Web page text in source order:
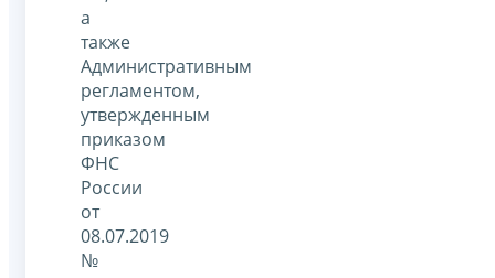
а
также
Административным
регламентом,
утвержденным
приказом
ФНС
России
от
08.07.2019
№